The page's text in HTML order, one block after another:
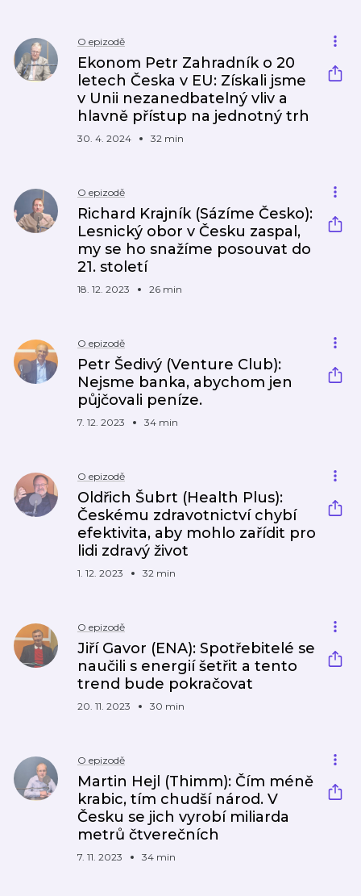
O epizodě
Ekonom Petr Zahradník o 20
letech Česka v EU: Získali jsme
v Unii nezanedbatelný vliv a
hlavně přístup na jednotný trh
30. 4. 2024 32 min
O epizodě
Richard Krajník (Sázíme Česko):
Lesnický obor v Česku zaspal,
my se ho snažíme posouvat do
21. století
18. 12. 2023 26 min
O epizodě
Petr Šedivý (Venture Club):
Nejsme banka, abychom jen
půjčovali peníze.
7. 12. 2023 34 min
O epizodě
Oldřich Šubrt (Health Plus):
Českému zdravotnictví chybí
efektivita, aby mohlo zařídit pro
lidi zdravý život
1. 12. 2023 32 min
O epizodě
Jiří Gavor (ENA): Spotřebitelé se
naučili s energií šetřit a tento
trend bude pokračovat
20. 11. 2023 30 min
O epizodě
Martin Hejl (Thimm): Čím méně
krabic, tím chudší národ. V
Česku se jich vyrobí miliarda
metrů čtverečních
7. 11. 2023 34 min